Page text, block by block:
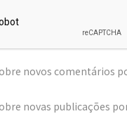
novos comentários
novas publicações